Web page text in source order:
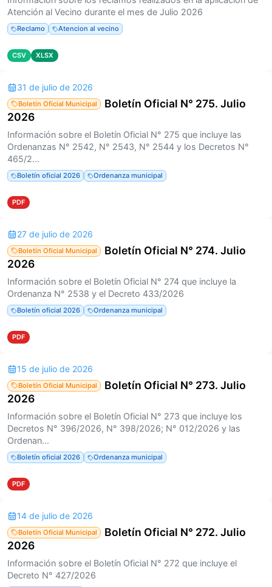
Atención al Vecino durante el mes de Julio 2026
Reclamo Atencion al vecino
CSV XLSX
31 de julio de 2026
Boletín Oficial Municipal
Boletín Oficial N° 275. Julio
2026
Información sobre el Boletín Oficial N° 275 que incluye las
Ordenanzas N° 2542, N° 2543, N° 2544 y los Decretos N°
465/2...
Boletín oficial 2026 Ordenanza municipal
PDF
27 de julio de 2026
Boletín Oficial Municipal
Boletín Oficial N° 274. Julio
2026
Información sobre el Boletín Oficial N° 274 que incluye la
Ordenanza N° 2538 y el Decreto 433/2026
Boletín oficial 2026 Ordenanza municipal
PDF
15 de julio de 2026
Boletín Oficial Municipal
Boletín Oficial N° 273. Julio
2026
Información sobre el Boletín Oficial N° 273 que incluye los
Decretos N° 396/2026, N° 398/2026; N° 012/2026 y las
Ordenan...
Boletín oficial 2026 Ordenanza municipal
PDF
14 de julio de 2026
Boletín Oficial Municipal
Boletín Oficial N° 272. Julio
2026
Información sobre el Boletín Oficial N° 272 que incluye el
Decreto N° 427/2026